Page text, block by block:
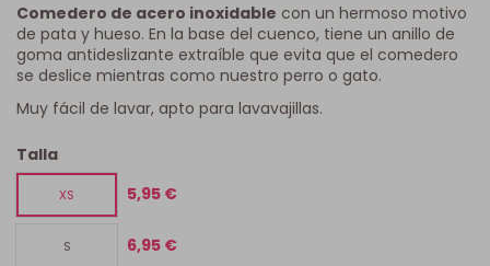
Comedero de acero inoxidable con un hermoso motivo
de pata y hueso. En la base del cuenco, tiene un anillo de
goma antideslizante extraíble que evita que el comedero
se deslice mientras como nuestro perro o gato.
Muy fácil de lavar, apto para lavavajillas.
Talla
XS 5,95 €
S 6,95 €